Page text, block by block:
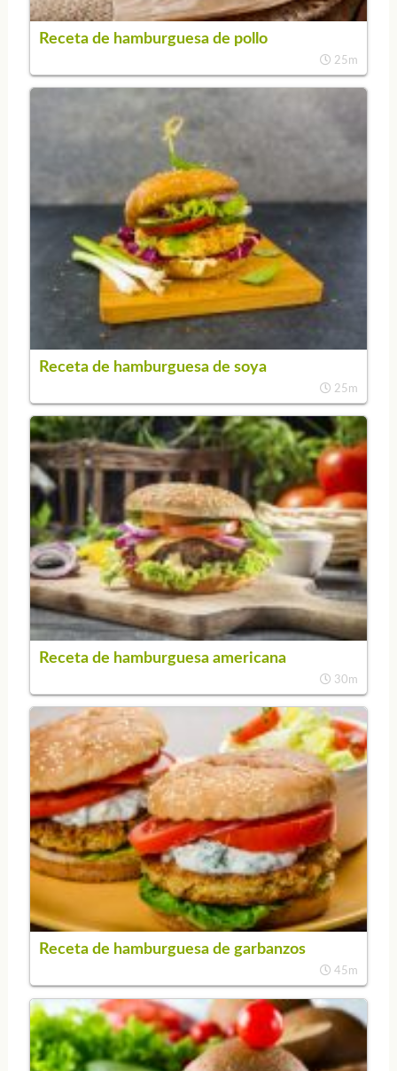
Receta de hamburguesa de pollo
25m
Receta de hamburguesa de soya
25m
Receta de hamburguesa americana
30m
Receta de hamburguesa de garbanzos
45m